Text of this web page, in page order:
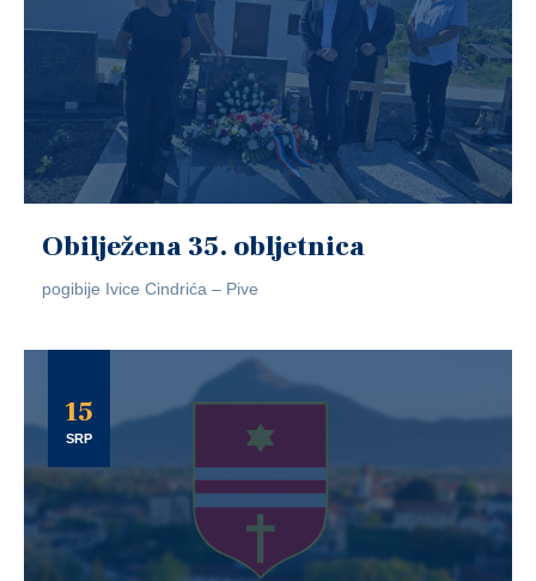
Obilježena 35. obljetnica
pogibije Ivice Cindrića – Pive
15
SRP